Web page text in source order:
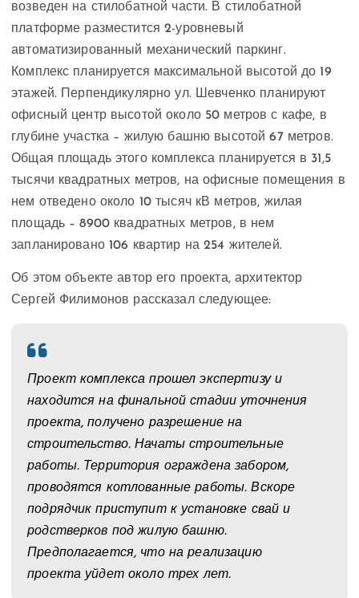
возведен на стилобатной части. В стилобатной
платформе разместится 2-уровневый
автоматизированный механический паркинг.
Комплекс планируется максимальной высотой до 19
этажей. Перпендикулярно ул. Шевченко планируют
офисный центр высотой около 50 метров с кафе, в
глубине участка – жилую башню высотой 67 метров.
Общая площадь этого комплекса планируется в 31,5
тысячи квадратных метров, на офисные помещения в
нем отведено около 10 тысяч кВ метров, жилая
площадь – 8900 квадратных метров, в нем
запланировано 106 квартир на 254 жителей.
Об этом объекте автор его проекта, архитектор
Сергей Филимонов рассказал следующее:
Проект комплекса прошел экспертизу и
находится на финальной стадии уточнения
проекта, получено разрешение на
строительство. Начаты строительные
работы. Территория ограждена забором,
проводятся котлованные работы. Вскоре
подрядчик приступит к установке свай и
родстверков под жилую башню.
Предполагается, что на реализацию
проекта уйдет около трех лет.